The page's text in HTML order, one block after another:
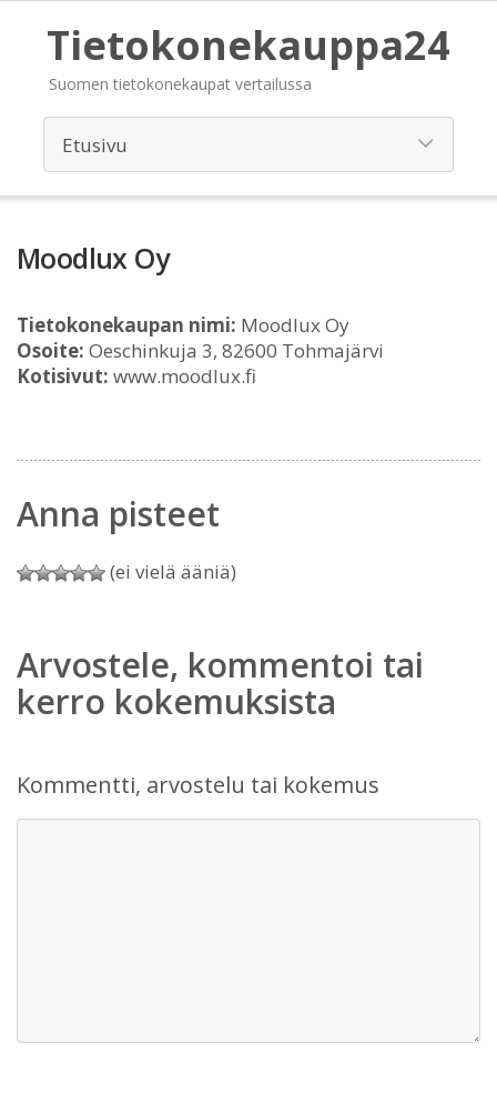
Tietokonekauppa24
Suomen tietokonekaupat vertailussa
Moodlux Oy
Tietokonekaupan nimi: Moodlux Oy
Osoite: Oeschinkuja 3, 82600 Tohmajärvi
Kotisivut: www.moodlux.fi
Anna pisteet
(ei vielä ääniä)
Arvostele, kommentoi tai
kerro kokemuksista
Kommentti, arvostelu tai kokemus